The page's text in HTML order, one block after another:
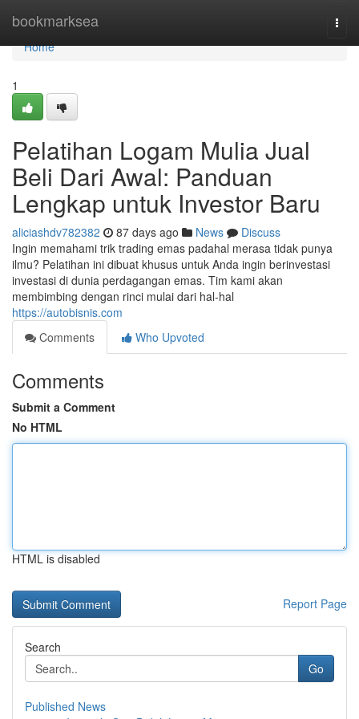
bookmarksea
Home
Home
1
Pelatihan Logam Mulia Jual
Beli Dari Awal: Panduan
Lengkap untuk Investor Baru
aliciashdv782382 87 days ago News
Discuss
Ingin memahami trik trading emas padahal merasa tidak punya
ilmu? Pelatihan ini dibuat khusus untuk Anda ingin berinvestasi
investasi di dunia perdagangan emas. Tim kami akan
membimbing dengan rinci mulai dari hal-hal
https://autobisnis.com
Comments
Who Upvoted
Comments
Submit a Comment
No HTML
HTML is disabled
Report Page
Search
Go
Published News